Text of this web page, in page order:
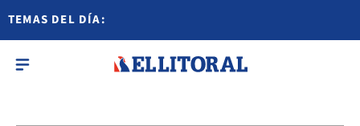
TEMAS DEL DÍA: